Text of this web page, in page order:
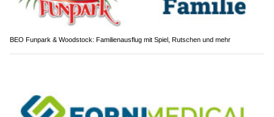
Alpine Fox Shop: Bekleidung & Zubehör für Polizei, Militär, Security und Jagd